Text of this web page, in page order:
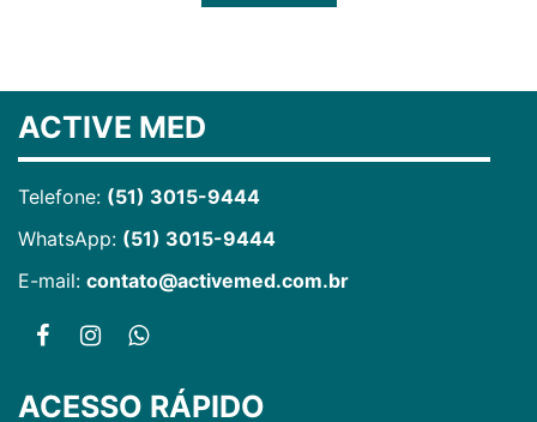
ACTIVE MED
Telefone: (51) 3015-9444
WhatsApp: (51) 3015-9444
E-mail: contato@activemed.com.br
ACESSO RÁPIDO